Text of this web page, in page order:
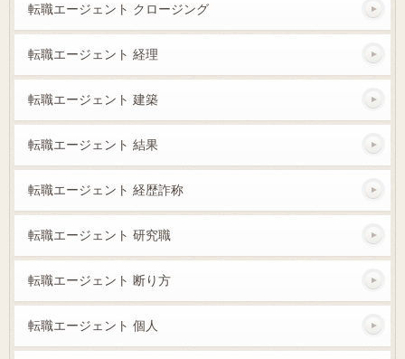
転職エージェント クロージング
転職エージェント 経理
転職エージェント 建築
転職エージェント 結果
転職エージェント 経歴詐称
転職エージェント 研究職
転職エージェント 断り方
転職エージェント 個人